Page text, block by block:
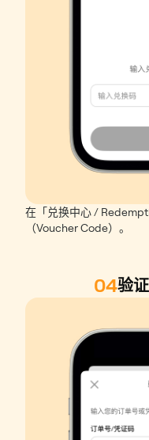
在「兑换中心 /
（Voucher Code）。
04验